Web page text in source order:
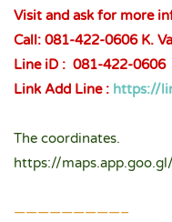
Visit and ask for more
Call: 081-422-0606 K.
Line iD : 081-422-0606
Link Add Line : https://
The coordinates.
https://
—————————–